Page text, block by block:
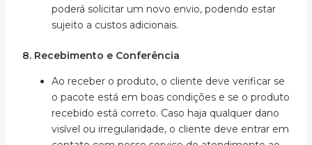
poderá solicitar um novo envio, podendo estar
sujeito a custos adicionais.
8. Recebimento e Conferência
Ao receber o produto, o cliente deve verificar se
o pacote está em boas condições e se o produto
recebido está correto. Caso haja qualquer dano
visível ou irregularidade, o cliente deve entrar em